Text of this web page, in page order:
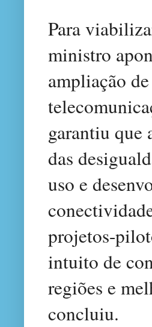
Para
ministro
ampliação
garantiu que
das
uso e
projetos-
intuito de
regiões e
concluiu.